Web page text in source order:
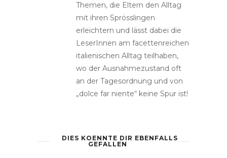
Themen, die Eltern den Alltag
mit ihren Sprösslingen
erleichtern und lässt dabei die
LeserInnen am facettenreichen
italienischen Alltag teilhaben,
wo der Ausnahmezustand oft
an der Tagesordnung und von
„dolce far niente“ keine Spur ist!
DIES KOENNTE DIR EBENFALLS
GEFALLEN